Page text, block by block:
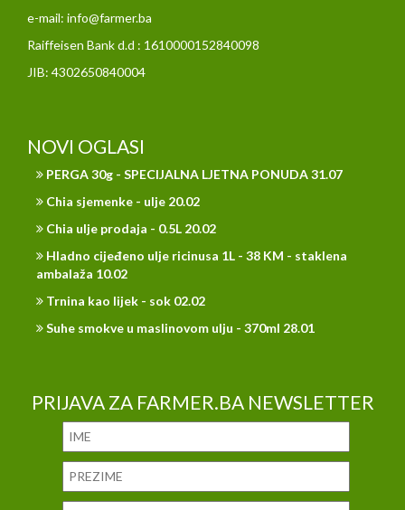
e-mail: info@farmer.ba
Raiffeisen Bank d.d : 1610000152840098
JIB: 4302650840004
NOVI OGLASI
PERGA 30g - SPECIJALNA LJETNA PONUDA 31.07
Chia sjemenke - ulje 20.02
Chia ulje prodaja - 0.5L 20.02
Hladno cijeđeno ulje ricinusa 1L - 38 KM - staklena
ambalaža 10.02
Trnina kao lijek - sok 02.02
Suhe smokve u maslinovom ulju - 370ml 28.01
PRIJAVA ZA FARMER.BA NEWSLETTER